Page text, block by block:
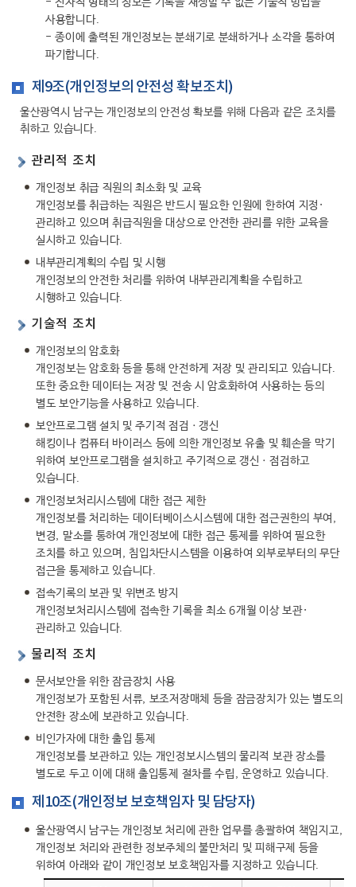
사용합니다.
- 종이에 출력된 개인정보는 분쇄기로 분쇄하거나 소각을 통하여
파기합니다.
제9조(개인정보의 안전성 확보조치)
울산광역시 남구는 개인정보의 안전성 확보를 위해 다음과 같은 조치를
취하고 있습니다.
관리적 조치
개인정보 취급 직원의 최소화 및 교육
개인정보를 취급하는 직원은 반드시 필요한 인원에 한하여 지정·
관리하고 있으며 취급직원을 대상으로 안전한 관리를 위한 교육을
실시하고 있습니다.
내부관리계획의 수립 및 시행
개인정보의 안전한 처리를 위하여 내부관리계획을 수립하고
시행하고 있습니다.
기술적 조치
개인정보의 암호화
개인정보는 암호화 등을 통해 안전하게 저장 및 관리되고 있습니다.
또한 중요한 데이터는 저장 및 전송 시 암호화하여 사용하는 등의
별도 보안기능을 사용하고 있습니다.
보안프로그램 설치 및 주기적 점검ㆍ갱신
해킹이나 컴퓨터 바이러스 등에 의한 개인정보 유출 및 훼손을 막기
위하여 보안프로그램을 설치하고 주기적으로 갱신ㆍ점검하고
있습니다.
개인정보처리시스템에 대한 접근 제한
개인정보를 처리하는 데이터베이스시스템에 대한 접근권한의 부여,
변경, 말소를 통하여 개인정보에 대한 접근 통제를 위하여 필요한
조치를 하고 있으며, 침입차단시스템을 이용하여 외부로부터의 무단
접근을 통제하고 있습니다.
접속기록의 보관 및 위변조 방지
개인정보처리시스템에 접속한 기록을 최소 6개월 이상 보관·
관리하고 있습니다.
물리적 조치
문서보안을 위한 잠금장치 사용
개인정보가 포함된 서류, 보조저장매체 등을 잠금장치가 있는 별도의
안전한 장소에 보관하고 있습니다.
비인가자에 대한 출입 통제
개인정보를 보관하고 있는 개인정보시스템의 물리적 보관 장소를
별도로 두고 이에 대해 출입통제 절차를 수립, 운영하고 있습니다.
제10조(개인정보 보호책임자 및 담당자)
울산광역시 남구는 개인정보 처리에 관한 업무를 총괄하여 책임지고,
개인정보 처리와 관련한 정보주체의 불만처리 및 피해구제 등을
위하여 아래와 같이 개인정보 보호책임자를 지정하고 있습니다.